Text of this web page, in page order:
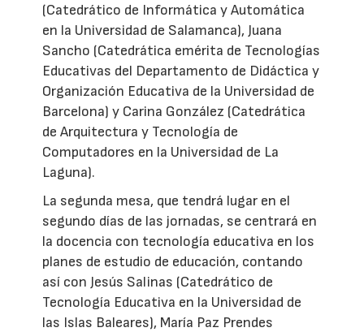
(Catedrático de Informática y Automática
en la Universidad de Salamanca), Juana
Sancho (Catedrática emérita de Tecnologías
Educativas del Departamento de Didáctica y
Organización Educativa de la Universidad de
Barcelona) y Carina González (Catedrática
de Arquitectura y Tecnología de
Computadores en la Universidad de La
Laguna).
La segunda mesa, que tendrá lugar en el
segundo días de las jornadas, se centrará en
la docencia con tecnología educativa en los
planes de estudio de educación, contando
así con Jesús Salinas (Catedrático de
Tecnología Educativa en la Universidad de
las Islas Baleares), María Paz Prendes